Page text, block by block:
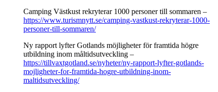
Camping Västkust rekryterar 1000 personer till sommaren –
https://www.turismnytt.se/camping-vastkust-rekryterar-1000-
personer-till-sommaren/
Ny rapport lyfter Gotlands möjligheter för framtida högre
utbildning inom måltidsutveckling –
https://tillvaxtgotland.se/nyheter/ny-rapport-lyfter-gotlands-
mojligheter-for-framtida-hogre-utbildning-inom-
maltidsutveckling/